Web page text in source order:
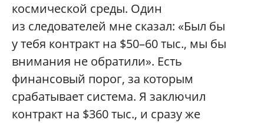
космической среды. Один
из следователей мне сказал: «Был бы
у тебя контракт на $50–60 тыс., мы бы
внимания не обратили». Есть
финансовый порог, за которым
срабатывает система. Я заключил
контракт на $360 тыс., и сразу же